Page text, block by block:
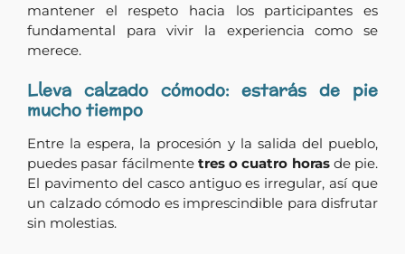
mantener el respeto hacia los participantes es
fundamental para vivir la experiencia como se
merece.
Lleva calzado cómodo: estarás de pie
mucho tiempo
Entre la espera, la procesión y la salida del pueblo,
puedes pasar fácilmente tres o cuatro horasde pie.
El pavimento del casco antiguo es irregular, así que
un calzado cómodo es imprescindible para disfrutar
sin molestias.